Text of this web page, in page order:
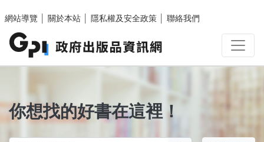
網站導覽
關於本站 隱私權及安全政策 聯絡我們
你想找的好書在這裡！